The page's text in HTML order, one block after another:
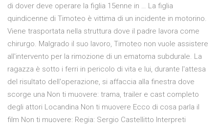
di dover deve operare la figlia 15enne in … La figlia
quindicenne di Timoteo è vittima di un incidente in motorino.
Viene trasportata nella struttura dove il padre lavora come
chirurgo. Malgrado il suo lavoro, Timoteo non vuole assistere
all'intervento per la rimozione di un ematoma subdurale. La
ragazza è sotto i ferri in pericolo di vita e lui, durante l'attesa
del risultato dell'operazione, si affaccia alla finestra dove
scorge una Non ti muovere: trama, trailer e cast completo
degli attori Locandina Non ti muovere Ecco di cosa parla il
film Non ti muovere: Regia: Sergio Castellitto Interpreti